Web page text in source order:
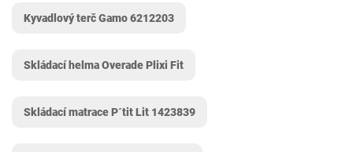
Kyvadlový terč Gamo 6212203
Skládací helma Overade Plixi Fit
Skládací matrace P´tit Lit ‎1423839